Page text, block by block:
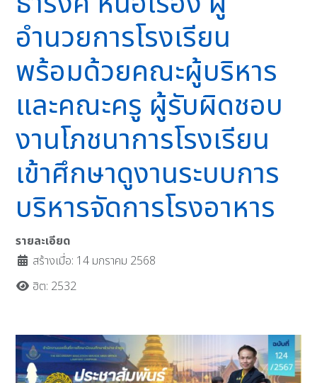
อำนวยการโรงเรียน
พร้อมด้วยคณะผู้บริหาร
และคณะครู ผู้รับผิดชอบ
งานโภชนาการโรงเรียน
เข้าศึกษาดูงานระบบการ
บริหารจัดการโรงอาหาร
รายละเอียด
สร้างเมื่อ: 14 มกราคม 2568
ฮิต: 2532